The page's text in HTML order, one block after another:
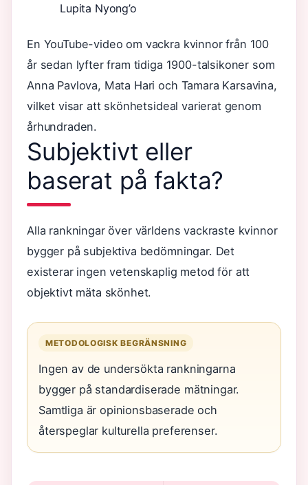
Lupita Nyong’o
En YouTube-video om vackra kvinnor från 100
år sedan lyfter fram tidiga 1900-talsikoner som
Anna Pavlova, Mata Hari och Tamara Karsavina,
vilket visar att skönhetsideal varierat genom
århundraden.
Subjektivt eller
baserat på fakta?
Alla rankningar över världens vackraste kvinnor
bygger på subjektiva bedömningar. Det
existerar ingen vetenskaplig metod för att
objektivt mäta skönhet.
METODOLOGISK BEGRÄNSNING
Ingen av de undersökta rankningarna
bygger på standardiserade mätningar.
Samtliga är opinionsbaserade och
återspeglar kulturella preferenser.